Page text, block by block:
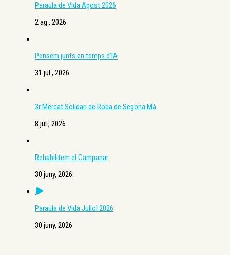
Paraula de Vida Agost 2026
2 ag., 2026
Pensem junts en temps d’IA
31 jul., 2026
3r Mercat Solidari de Roba de Segona Mà
8 jul., 2026
Rehabilitem el Campanar
30 juny, 2026
Paraula de Vida Juliol 2026
30 juny, 2026